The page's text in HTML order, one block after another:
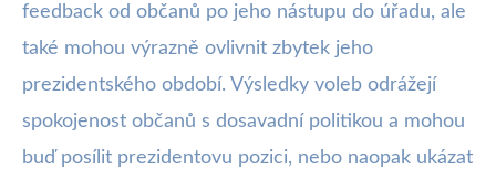
feedback od občanů po jeho nástupu do úřadu, ale
také mohou výrazně ovlivnit zbytek jeho
prezidentského období. Výsledky voleb odrážejí
spokojenost občanů s dosavadní politikou a mohou
buď posílit prezidentovu pozici, nebo naopak ukázat